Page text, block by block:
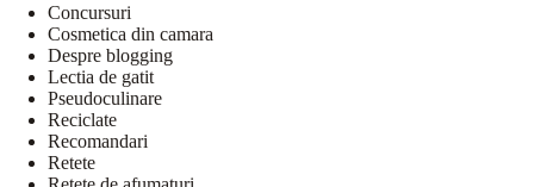
Concursuri
Cosmetica din camara
Despre blogging
Lectia de gatit
Pseudoculinare
Reciclate
Recomandari
Retete